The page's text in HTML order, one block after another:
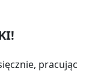
pracując